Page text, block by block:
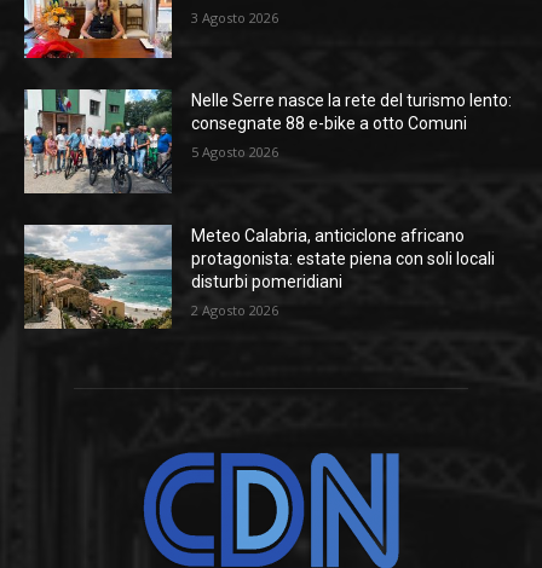
3 Agosto 2026
Nelle Serre nasce la rete del turismo lento:
consegnate 88 e-bike a otto Comuni
5 Agosto 2026
Meteo Calabria, anticiclone africano
protagonista: estate piena con soli locali
disturbi pomeridiani
2 Agosto 2026